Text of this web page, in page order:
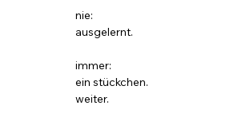
nie:
ausgelernt.
immer:
ein stückchen.
weiter.